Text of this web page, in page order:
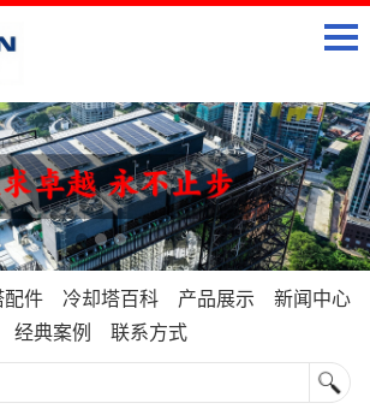
配件 冷却塔百科 产品展示
新闻中心
经典案例
联系方式